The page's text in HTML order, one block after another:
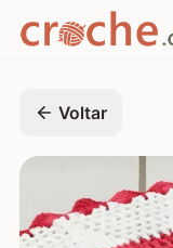
Voltar